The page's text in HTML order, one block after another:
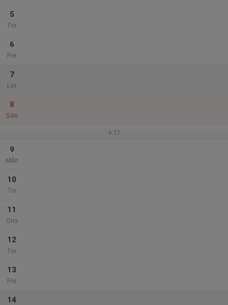
5
Tor
6
Fre
7
Lör
8
Sön
v.11
9
Mån
10
Tis
11
Ons
12
Tor
13
Fre
14